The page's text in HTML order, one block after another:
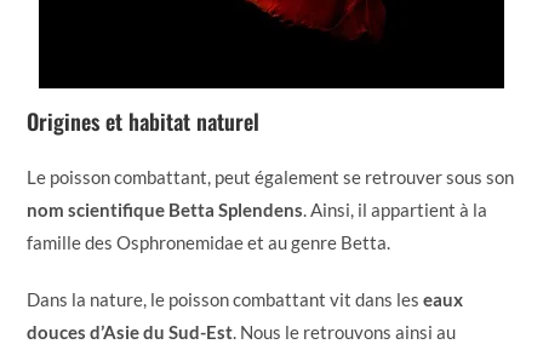
Origines et habitat naturel
Le poisson combattant, peut également se retrouver sous son
nom scientifique Betta Splendens. Ainsi, il appartient à la
famille des Osphronemidae et au genre Betta.
Dans la nature, le poisson combattant vit dans les eaux
douces d’Asie du Sud-Est. Nous le retrouvons ainsi au